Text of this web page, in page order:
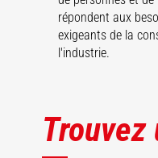
répondent aux
exigeants de la
l'industrie.
Trouvez